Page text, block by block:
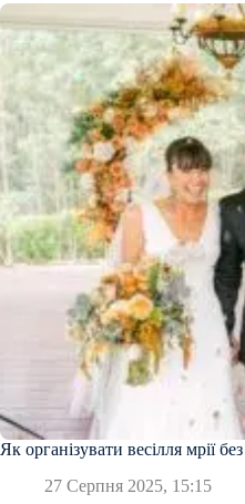
Як організувати весілля мрії
27 Серпня 2025, 15:15